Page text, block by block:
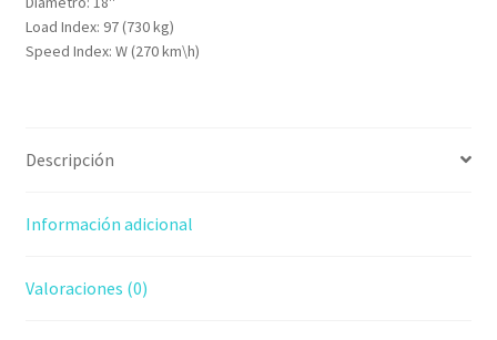
Load Index: 97 (730 kg)
Speed Index: W (270 km\h)
Descripción
Información adicional
Valoraciones (0)